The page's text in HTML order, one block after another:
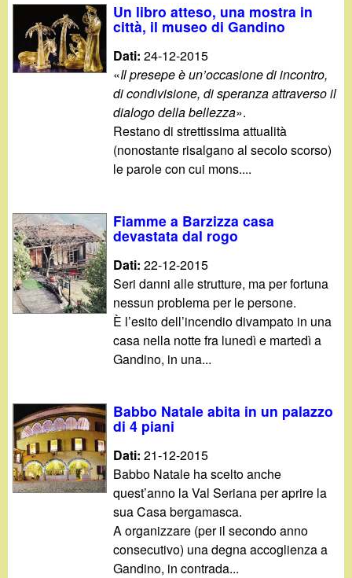
Un libro atteso, una mostra in
città, il museo di Gandino
Dati:24-12-2015
«Il presepe è un’occasione di incontro,
di condivisione, di speranza attraverso il
dialogo della bellezza».
Restano di strettissima attualità
(nonostante risalgano al secolo scorso)
le parole con cui mons....
Fiamme a Barzizza casa
devastata dal rogo
Dati:22-12-2015
Seri danni alle strutture, ma per fortuna
nessun problema per le persone.
È l’esito dell’incendio divampato in una
casa nella notte fra lunedì e martedì a
Gandino, in una...
Babbo Natale abita in un palazzo
di 4 piani
Dati:21-12-2015
Babbo Natale ha scelto anche
quest’anno la Val Seriana per aprire la
sua Casa bergamasca.
A organizzare (per il secondo anno
consecutivo) una degna accoglienza a
Gandino, in contrada...